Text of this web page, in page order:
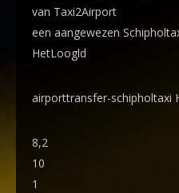
van Taxi2Airport
een aangewezen
HetLoogld
airporttransfer-schipholtaxi
8,2
10
1